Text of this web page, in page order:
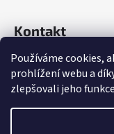
Používáme cookies,
prohlížení webu a
zlepšovali jeho
Kontakt
info@alola.cz
+420 608 608 358
https://
alola.cz/